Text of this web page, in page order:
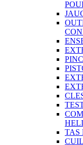
TAS